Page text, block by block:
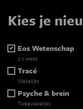
Kies je
Eos Wetenschap
2 x week
Tracé
Wekelijks
Psyche & brein
Tweewekelijks